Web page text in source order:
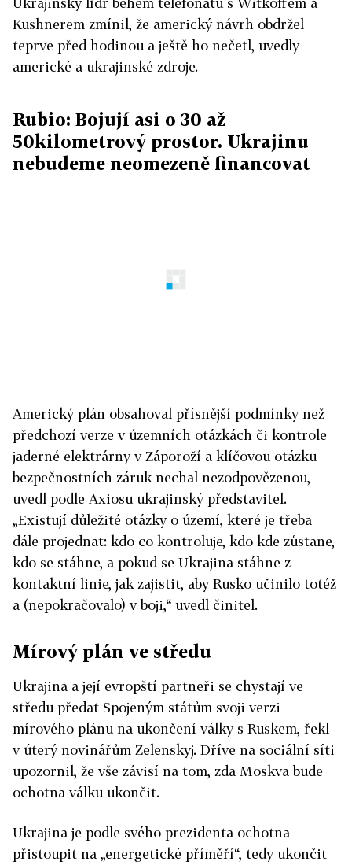
Kushnerem zmínil, že americký návrh obdržel
teprve před hodinou a ještě ho nečetl, uvedly
americké a ukrajinské zdroje.
Rubio: Bojují asi o 30 až
50kilometrový prostor. Ukrajinu
nebudeme neomezeně financovat
Americký plán obsahoval přísnější podmínky než
předchozí verze v územních otázkách či kontrole
jaderné elektrárny v Záporoží a klíčovou otázku
bezpečnostních záruk nechal nezodpovězenou,
uvedl podle Axiosu ukrajinský představitel.
„Existují důležité otázky o území, které je třeba
dále projednat: kdo co kontroluje, kdo kde zůstane,
kdo se stáhne, a pokud se Ukrajina stáhne z
kontaktní linie, jak zajistit, aby Rusko učinilo totéž
a (nepokračovalo) v boji,“ uvedl činitel.
Mírový plán ve středu
Ukrajina a její evropští partneři se chystají ve
středu předat Spojeným státům svoji verzi
mírového plánu na ukončení války s Ruskem, řekl
v úterý novinářům Zelenskyj. Dříve na sociální síti
upozornil, že vše závisí na tom, zda Moskva bude
ochotna válku ukončit.
Ukrajina je podle svého prezidenta ochotna
přistoupit na „energetické příměří“, tedy ukončit